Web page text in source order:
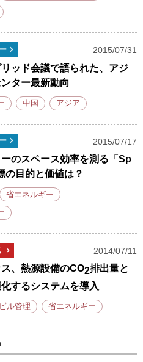
2015/07/31
ッド会議で語られた、アジ
ター最新動向
中国 アジア
2015/07/17
のスペース効率を測る「Sp
目的と価値は？
省エネルギー
2014/07/11
、熱源設備のCO2排出量と
するシステムを導入
ビル管理 省エネルギー